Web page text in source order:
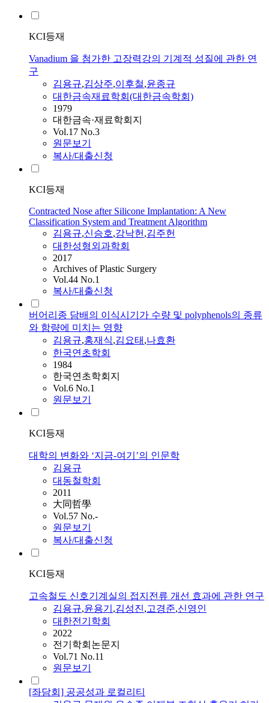
KCI등재
Vanadium 을 첨가한 고장력강의 기계적 성질에 관한 연
구
김용규,김상주,이후철,윤종규
대한금속재료학회(대한금속학회)
1979
대한금속·재료학회지
Vol.17 No.3
원문보기
복사/대출신청
KCI등재
Contracted Nose after Silicone Implantation: A New
Classification System and Treatment Algorithm
김용규,신승호,강낙헌,김주헌
대한성형외과학회
2017
Archives of Plastic Surgery
Vol.44 No.1
복사/대출신청
버어리종 담배의 이식시기가 수량 및 polyphenols의 종류
와 함량에 미치는 영향
김용규,홍재식,김요태 ,나효환
한국연초학회
1984
한국연초학회지
Vol.6 No.1
원문보기
KCI등재
대학의 변화와 ‘지금-여기’의 인문학
김용규
대동철학회
2011
大同哲學
Vol.57 No.-
원문보기
복사/대출신청
KCI등재
고속철도 신호기계실의 접지전류 개선 효과에 관한 연구
김용규,윤용기 ,김성진,고경준,신영인
대한전기학회
2022
전기학회논문지
Vol.71 No.11
원문보기
[좌담회] 공공성과 로컬리티